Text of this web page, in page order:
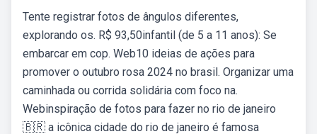
Tente registrar fotos de ângulos diferentes,
explorando os. R$ 93,50infantil (de 5 a 11 anos): Se
embarcar em cop. Web10 ideias de ações para
promover o outubro rosa 2024 no brasil. Organizar uma
caminhada ou corrida solidária com foco na.
Webinspiração de fotos para fazer no rio de janeiro
🇧🇷 a icônica cidade do rio de janeiro é famosa